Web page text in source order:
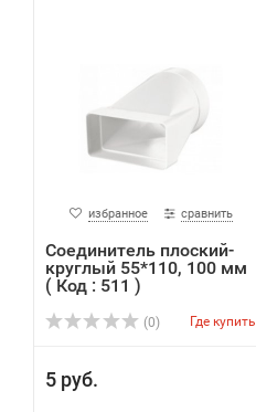
избранное сравнить
Соединитель плоский-
круглый 55*110, 100 мм
( Код : 511 )
(0) Где купить
5 руб.